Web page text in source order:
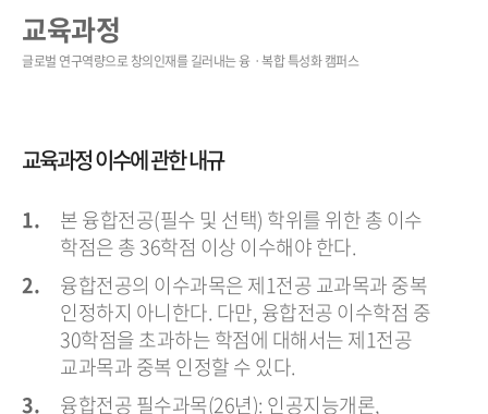
교육과정
교육과정 이수에 관한 내규
본 융합전공(필수 및 선택) 학위를 위한 총 이수
학점은 총 36학점 이상 이수해야 한다.
융합전공의 이수과목은 제1전공 교과목과 중복
인정하지 아니한다. 다만, 융합전공 이수학점 중
30학점을 초과하는 학점에 대해서는 제1전공
교과목과 중복 인정할 수 있다.
융합전공 필수과목(26년): 인공지능개론,